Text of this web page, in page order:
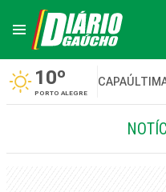
10º
PORTO ALEGRE
CAPA